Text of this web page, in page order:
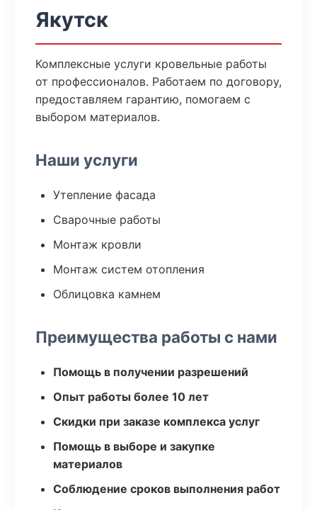
Якутск
Комплексные услуги кровельные работы
от профессионалов. Работаем по договору,
предоставляем гарантию, помогаем с
выбором материалов.
Наши услуги
Утепление фасада
Сварочные работы
Монтаж кровли
Монтаж систем отопления
Облицовка камнем
Преимущества работы с нами
Помощь в получении разрешений
Опыт работы более 10 лет
Скидки при заказе комплекса услуг
Помощь в выборе и закупке
материалов
Соблюдение сроков выполнения работ